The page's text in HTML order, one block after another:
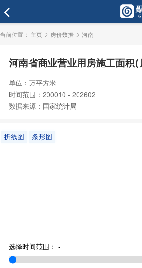
当前位置： 主页 > 房价数据 > 河南
河南省商业营业用房施工面积(
单位：万平方米
时间范围：200010 - 202602
数据来源：国家统计局
折线图 条形图
选择时间范围： -